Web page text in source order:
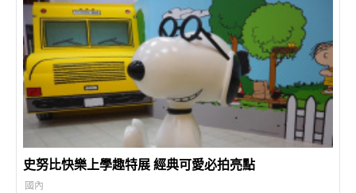
史努比快樂上學趣特展 經典可愛必拍亮點
國內